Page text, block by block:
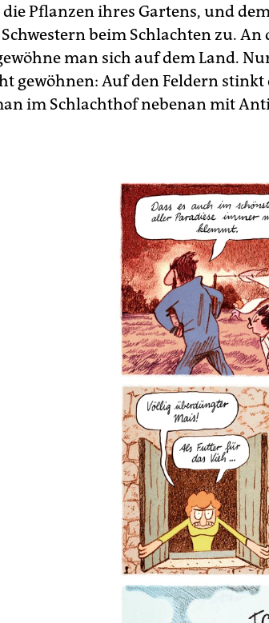
Pflanzen ihres Gartens, und
beim Schlachten zu. An
man sich auf dem Land.
gewöhnen: Auf den Feldern stinkt
im Schlachthof nebenan mit